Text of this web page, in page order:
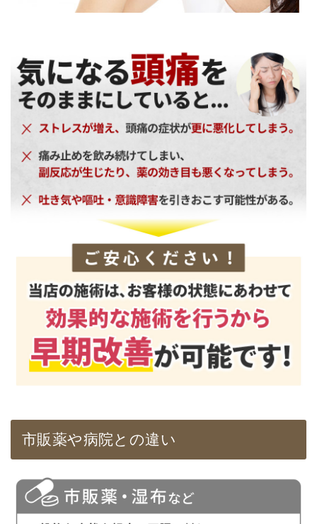
市販薬や病院との違い